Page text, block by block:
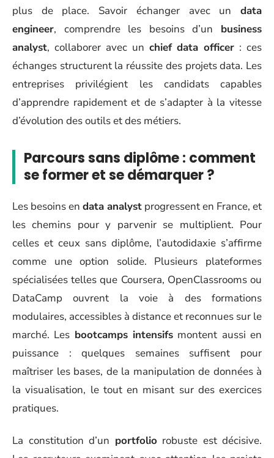
plus de place. Savoir échanger avec un data
engineer, comprendre les besoins d’un business
analyst, collaborer avec un chief data officer : ces
échanges structurent la réussite des projets data. Les
entreprises privilégient les candidats capables
d’apprendre rapidement et de s’adapter à la vitesse
d’évolution des outils et des métiers.
Parcours sans diplôme : comment
se former et se démarquer ?
Les besoins en data analyst progressent en France, et
les chemins pour y parvenir se multiplient. Pour
celles et ceux sans diplôme, l’autodidaxie s’affirme
comme une option solide. Plusieurs plateformes
spécialisées telles que Coursera, OpenClassrooms ou
DataCamp ouvrent la voie à des formations
modulaires, accessibles à distance et reconnues sur le
marché. Les bootcamps intensifs montent aussi en
puissance : quelques semaines suffisent pour
maîtriser les bases, de la manipulation de données à
la visualisation, le tout en misant sur des exercices
pratiques.
La constitution d’un portfolio robuste est décisive.